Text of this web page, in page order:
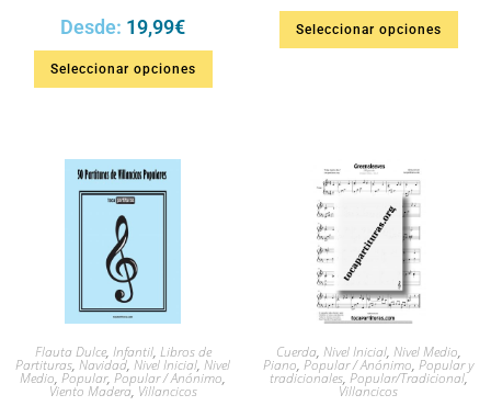
Desde: 19,99€
Seleccionar opciones
Seleccionar opciones
Flauta Dulce, Infantil, Libros de
Partituras, Navidad, Nivel Inicial, Nivel
Medio, Popular, Popular / Anónimo,
Viento Madera, Villancicos
Cuerda, Nivel Inicial, Nivel Medio,
Piano, Popular / Anónimo, Popular y
tradicionales, Popular/Tradicional,
Villancicos